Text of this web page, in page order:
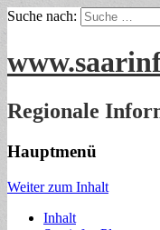
Suche nach:
Regionale
Hauptmenü
Weiter zum Inhalt
Inhalt